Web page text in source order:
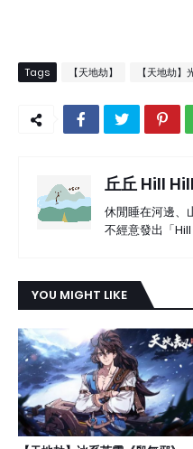
Tags 【天地劫】 【天地劫】
丘丘 Hill Hill
休閒睡在河邊、
不經意發出「
YOU MIGHT LIKE